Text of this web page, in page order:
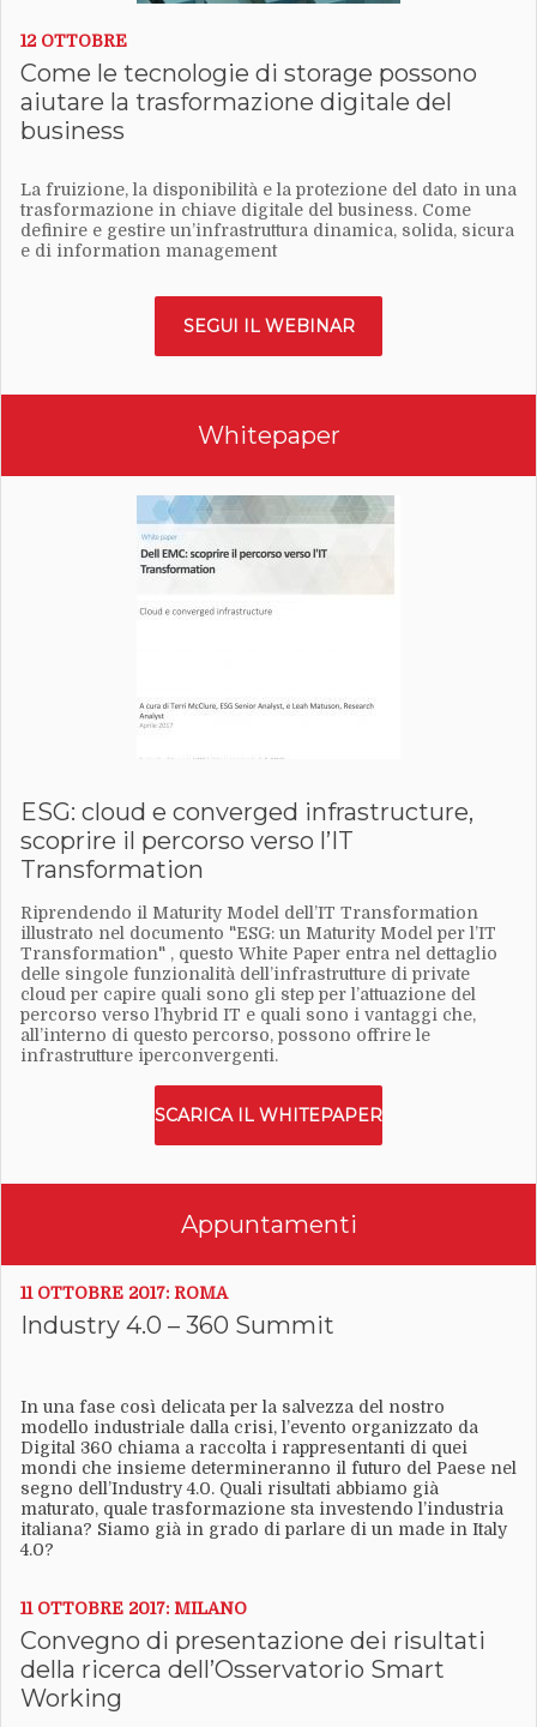
12 OTTOBRE
Come le tecnologie di storage possono
aiutare la trasformazione digitale del
business
La fruizione, la disponibilità e la protezione del dato in una
trasformazione in chiave digitale del business. Come
definire e gestire un’infrastruttura dinamica, solida, sicura
e di information management
SEGUI IL WEBINAR
Whitepaper
ESG: cloud e converged infrastructure,
scoprire il percorso verso l’IT
Transformation
Riprendendo il Maturity Model dell’IT Transformation
illustrato nel documento "ESG: un Maturity Model per l’IT
Transformation" , questo White Paper entra nel dettaglio
delle singole funzionalità dell’infrastrutture di private
cloud per capire quali sono gli step per l’attuazione del
percorso verso l’hybrid IT e quali sono i vantaggi che,
all’interno di questo percorso, possono offrire le
infrastrutture iperconvergenti.
SCARICA IL WHITEPAPER
Appuntamenti
11 OTTOBRE 2017: ROMA
Industry 4.0 – 360 Summit
In una fase così delicata per la salvezza del nostro
modello industriale dalla crisi, l’evento organizzato da
Digital 360 chiama a raccolta i rappresentanti di quei
mondi che insieme determineranno il futuro del Paese nel
segno dell’Industry 4.0. Quali risultati abbiamo già
maturato, quale trasformazione sta investendo l’industria
italiana? Siamo già in grado di parlare di un made in Italy
4.0?
11 OTTOBRE 2017: MILANO
Convegno di presentazione dei risultati
della ricerca dell’Osservatorio Smart
Working